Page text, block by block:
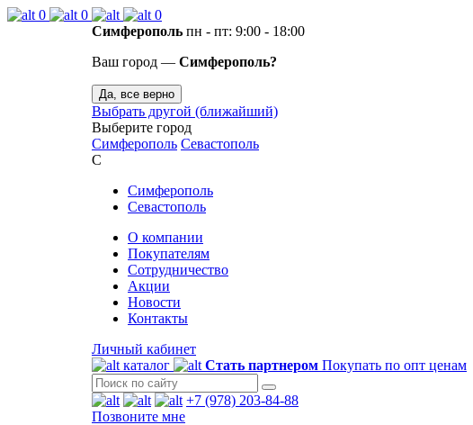
0 0
0
Симферополь пн - пт: 9:00 - 18:00
Ваш город — Симферополь?
Да, все верно
Выбрать другой (ближайший)
Выберите город
Симферополь Севастополь
С
Симферополь
Севастополь
О компании
Покупателям
Сотрудничество
Акции
Новости
Контакты
Личный кабинет
каталог
Стать партнером Покупать по опт ценам
+7 (978) 203-84-88
Позвоните мне